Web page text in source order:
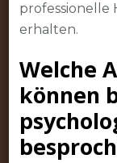
professionelle
erhalten.
Welche
können